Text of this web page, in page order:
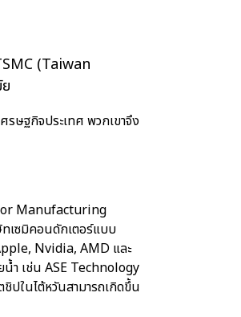
(Taiwan
ษฐกิจประเทศ พวกเขาจึง
Manufacturing
เซมิคอนดักเตอร์แบบ
Nvidia, AMD และ
ำ เช่น ASE Technology
ปในไต้หวันสามารถเกิดขึ้น